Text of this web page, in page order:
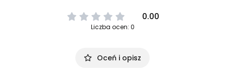
0.00
Liczba ocen: 0
Oceń i opisz